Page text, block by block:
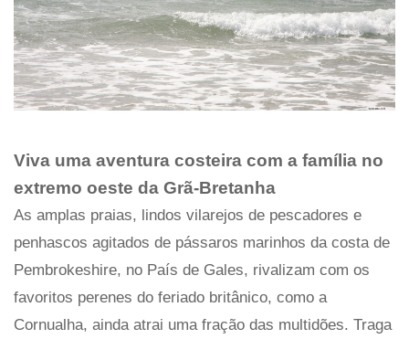
Viva uma aventura costeira com a família no
extremo oeste da Grã-Bretanha
As amplas praias, lindos vilarejos de pescadores e
penhascos agitados de pássaros marinhos da costa de
Pembrokeshire, no País de Gales, rivalizam com os
favoritos perenes do feriado britânico, como a
Cornualha, ainda atrai uma fração das multidões. Traga